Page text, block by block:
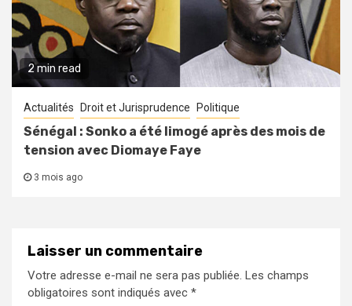
2 min read
Actualités Droit et Jurisprudence Politique
Sénégal : Sonko a été limogé après des mois de
tension avec Diomaye Faye
3 mois ago
Laisser un commentaire
Votre adresse e-mail ne sera pas publiée. Les champs
obligatoires sont indiqués avec *